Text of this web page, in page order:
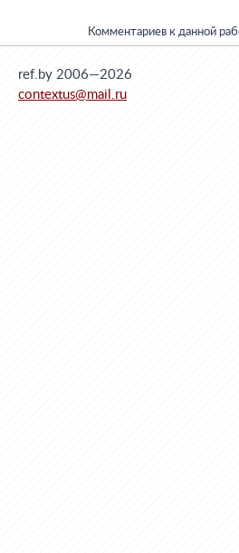
Комментариев к данной
ref.by 2006—2026
contextus@mail.ru